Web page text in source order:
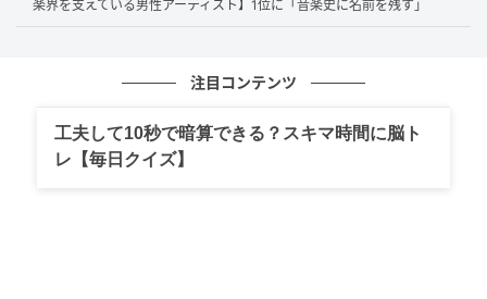
性）
た。（67歳／女性）
楽界を支えている男性アーティスト】1位に「音楽史に名前を残す」
注目コンテンツ
工夫して10秒で暗算できる？スキマ時間に脳ト
レ【毎日クイズ】